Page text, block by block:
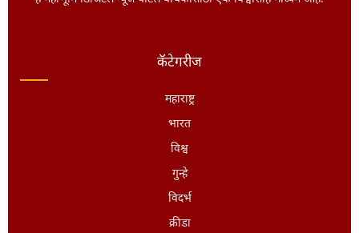
कॅटेगरीज
महाराष्ट्र
भारत
विश्व
गुन्हे
विदर्भ
क्रीडा